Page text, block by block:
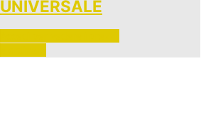
UNIVERSALE